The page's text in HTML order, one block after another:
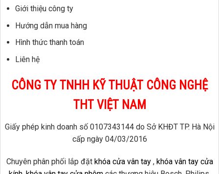
Giới thiệu công ty
Hướng dẫn mua hàng
Hình thức thanh toán
Liên hệ
CÔNG TY TNHH KỸ THUẬT CÔNG NGHỆ
THT VIỆT NAM
Giấy phép kinh doanh số 0107343144 do Sở KHĐT TP. Hà Nội
cấp ngày 04/03/2016
Chuyên phân phối lắp đặt khóa cửa vân tay, khóa vân tay cửa